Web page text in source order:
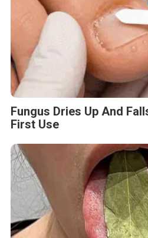
Fungus Dries Up And
First Use